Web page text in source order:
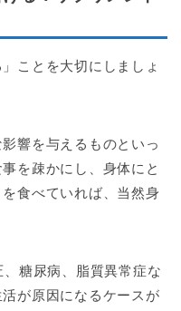
ことを大切にしましょ
響を与えるものといっ
を疎かにし、身体にと
食べていれば、当然身
糖尿病、脂質異常症な
が原因になるケースが